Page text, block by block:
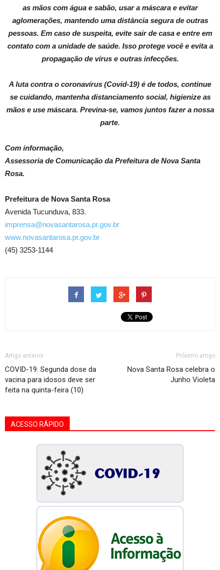
as mãos com água e sabão, usar a máscara e evitar
aglomerações, mantendo uma distância segura de outras
pessoas. Em caso de suspeita, evite sair de casa e entre em
contato com a unidade de saúde. Isso protege você e evita a
propagação de vírus e outras infecções.
A luta contra o coronavírus (Covid-19) é de todos, continue
se cuidando, mantenha distanciamento social, higienize as
mãos e use máscara. Previna-se, vamos juntos fazer a nossa
parte.
Com informação,
Assessoria de Comunicação da Prefeitura de Nova Santa
Rosa.
Prefeitura de Nova Santa Rosa
Avenida Tucunduva, 833.
imprensa@novasantarosa.pr.gov.br
www.novasantarosa.pr.gov.br
(45) 3253-1144
Artigo anterior
COVID-19: Segunda dose da
vacina para idosos deve ser
feita na quinta-feira (10)
Próximo artigo
Nova Santa Rosa celebra o
Junho Violeta
ACESSO RÁPIDO